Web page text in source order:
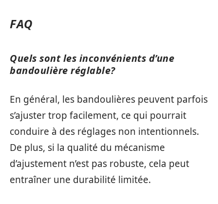
FAQ
Quels sont les inconvénients d’une
bandoulière réglable?
En général, les bandoulières peuvent parfois
s’ajuster trop facilement, ce qui pourrait
conduire à des réglages non intentionnels.
De plus, si la qualité du mécanisme
d’ajustement n’est pas robuste, cela peut
entraîner une durabilité limitée.